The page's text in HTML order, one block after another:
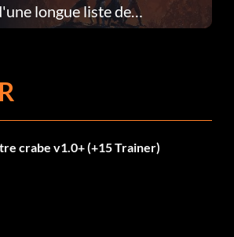
longue liste de
la mise à jour 1.0.4
crabe v1.0+ (+15 Trainer)